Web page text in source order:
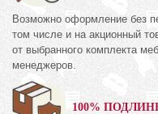
Возможно оформление без
том числе и на акционный
от выбранного комплекта
менеджеров.
100%